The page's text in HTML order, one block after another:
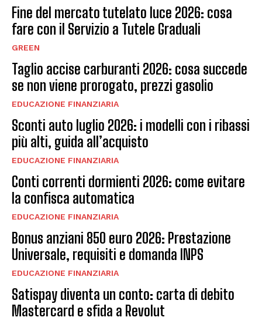
Fine del mercato tutelato luce 2026: cosa
fare con il Servizio a Tutele Graduali
GREEN
Taglio accise carburanti 2026: cosa succede
se non viene prorogato, prezzi gasolio
EDUCAZIONE FINANZIARIA
Sconti auto luglio 2026: i modelli con i ribassi
più alti, guida all’acquisto
EDUCAZIONE FINANZIARIA
Conti correnti dormienti 2026: come evitare
la confisca automatica
EDUCAZIONE FINANZIARIA
Bonus anziani 850 euro 2026: Prestazione
Universale, requisiti e domanda INPS
EDUCAZIONE FINANZIARIA
Satispay diventa un conto: carta di debito
Mastercard e sfida a Revolut